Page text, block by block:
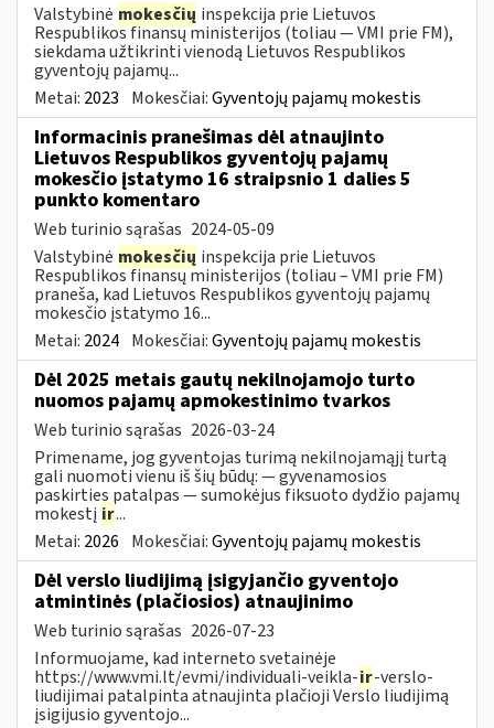
Valstybinė mokesčių inspekcija prie Lietuvos
Respublikos finansų ministerijos (toliau — VMI prie FM),
siekdama užtikrinti vienodą Lietuvos Respublikos
gyventojų pajamų...
Metai: 2023 Mokesčiai:Gyventojų pajamų mokestis
Informacinis pranešimas dėl atnaujinto
Lietuvos Respublikos gyventojų pajamų
mokesčio įstatymo 16 straipsnio 1 dalies 5
punkto komentaro
Web turinio sąrašas 2024-05-09
Valstybinė mokesčių inspekcija prie Lietuvos
Respublikos finansų ministerijos (toliau – VMI prie FM)
praneša, kad Lietuvos Respublikos gyventojų pajamų
mokesčio įstatymo 16...
Metai: 2024 Mokesčiai:Gyventojų pajamų mokestis
Dėl 2025 metais gautų nekilnojamojo turto
nuomos pajamų apmokestinimo tvarkos
Web turinio sąrašas 2026-03-24
Primename, jog gyventojas turimą nekilnojamąjį turtą
gali nuomoti vienu iš šių būdų: — gyvenamosios
paskirties patalpas — sumokėjus fiksuoto dydžio pajamų
mokestį ir...
Metai: 2026 Mokesčiai:Gyventojų pajamų mokestis
Dėl verslo liudijimą įsigyjančio gyventojo
atmintinės (plačiosios) atnaujinimo
Web turinio sąrašas 2026-07-23
Informuojame, kad interneto svetainėje
https://www.vmi.lt/evmi/individuali-veikla-ir-verslo-
liudijimai patalpinta atnaujinta plačioji Verslo liudijimą
įsigijusio gyventojo...